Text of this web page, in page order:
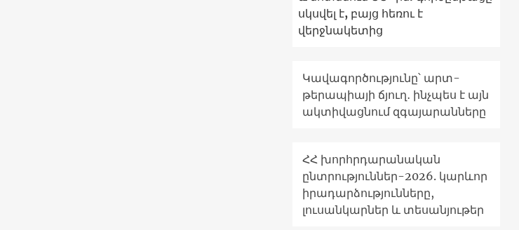
սկսվել է, բայց հեռու է
վերջնակետից
Կավագործությունը՝ արտ-
թերապիայի ճյուղ․ ինչպես է այն
ակտիվացնում զգայարանները
ՀՀ խորհրդարանական
ընտրություններ-2026. կարևոր
իրադարձությունները,
լուսանկարներ և տեսանյութեր